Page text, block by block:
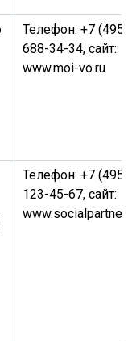
Телефон: +7 (495)
688-34-34, сайт:
www.moi-vo.ru
Телефон: +7 (495)
123-45-67, сайт: